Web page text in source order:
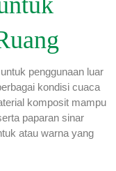
penggunaan luar
kondisi cuaca
komposit mampu
paparan sinar
atau warna yang